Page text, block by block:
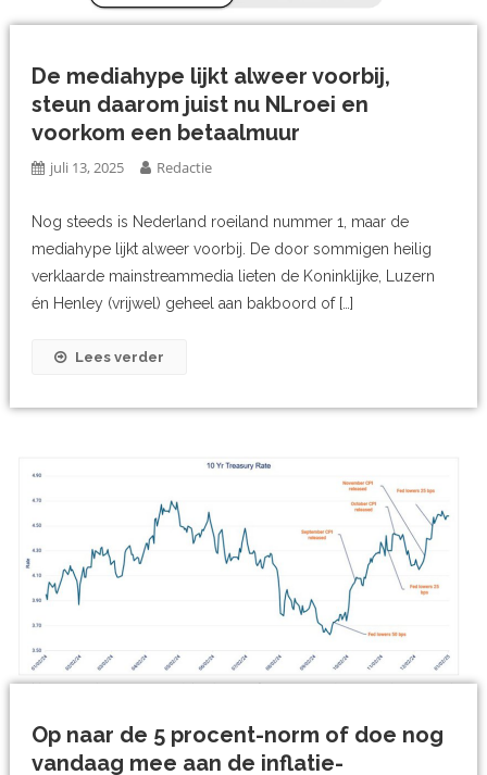
De mediahype lijkt alweer voorbij,
steun daarom juist nu NLroei en
voorkom een betaalmuur
juli 13, 2025 Redactie
Nog steeds is Nederland roeiland nummer 1, maar de
mediahype lijkt alweer voorbij. De door sommigen heilig
verklaarde mainstreammedia lieten de Koninklijke, Luzern
én Henley (vrijwel) geheel aan bakboord of […]
Lees verder
Op naar de 5 procent-norm of doe nog
vandaag mee aan de inflatie-